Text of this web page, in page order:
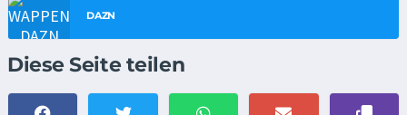
DAZN
Diese Seite teilen